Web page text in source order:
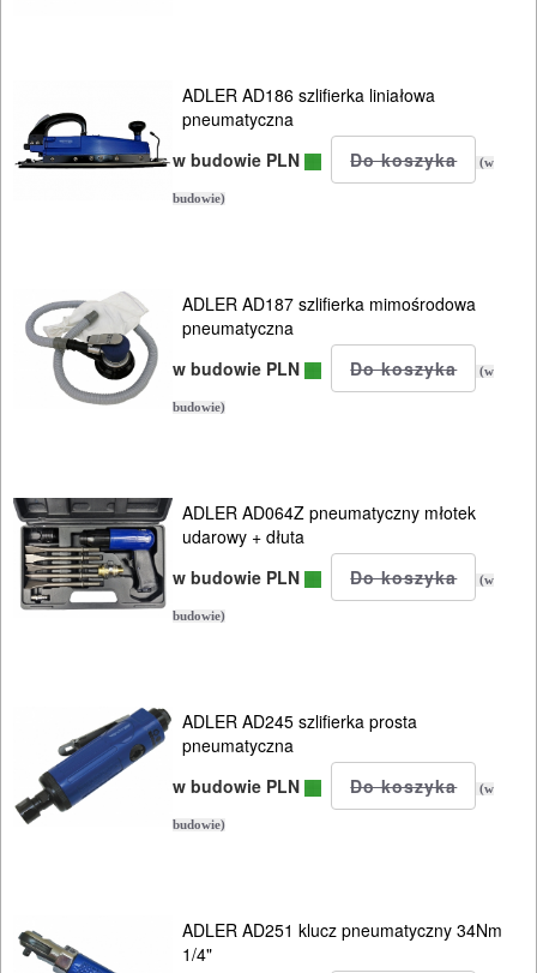
ELEKTRY..
GLAZURNICZE
URZĄDZENIA
BUDOWLANE
MASZYNY
OBRÓBKA
DREWNA
OBRÓBKA
WARSZTATOWE
RĘCZNE
NARZĘDZIA
HYDRAULICZNE
ADLER AD186 szlifierka liniałowa
pneumatyczna
w budowie PLN
(w
budowie)
ADLER AD187 szlifierka mimośrodowa
pneumatyczna
w budowie PLN
(w
budowie)
ADLER AD064Z pneumatyczny młotek
udarowy + dłuta
w budowie PLN
(w
budowie)
ADLER AD245 szlifierka prosta
pneumatyczna
w budowie PLN
(w
budowie)
ADLER AD251 klucz pneumatyczny 34Nm
1/4"